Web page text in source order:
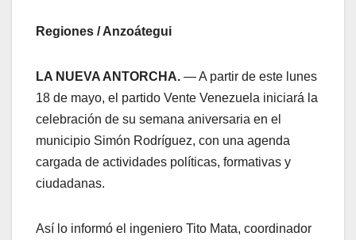
Regiones / Anzoátegui
LA NUEVA ANTORCHA. — A partir de este lunes
18 de mayo, el partido Vente Venezuela iniciará la
celebración de su semana aniversaria en el
municipio Simón Rodríguez, con una agenda
cargada de actividades políticas, formativas y
ciudadanas.
​Así lo informó el ingeniero Tito Mata, coordinador